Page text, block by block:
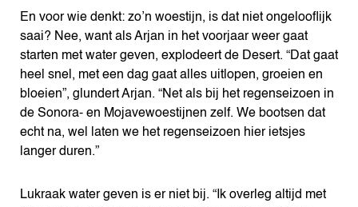
En voor wie denkt: zo’n woestijn, is dat niet ongelooflijk
saai? Nee, want als Arjan in het voorjaar weer gaat
starten met water geven, explodeert de Desert. “Dat gaat
heel snel, met een dag gaat alles uitlopen, groeien en
bloeien”, glundert Arjan. “Net als bij het regenseizoen in
de Sonora- en Mojavewoestijnen zelf. We bootsen dat
echt na, wel laten we het regenseizoen hier ietsjes
langer duren.”
Lukraak water geven is er niet bij. “Ik overleg altijd met